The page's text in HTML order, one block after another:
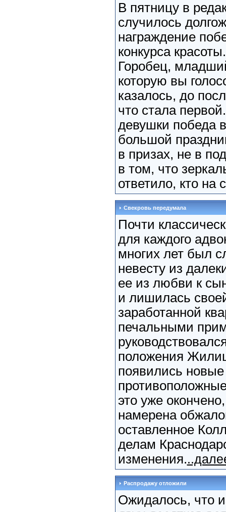
В пятницу в
случилось
награждение
конкурса
Горобец,
которую вы
казалось, до
что стала
девушки победа
большой
в призах, не в
в том, что
ответило, кто на
Свекровь передумала
Почти
для каждого
многих лет был
невесту из
ее из любви к
и лишилась
заработанной
печальными
положения
появились
это уже
намерена
оставленное
делам
изменения.
Распродажу отложили
Ожидалось, что